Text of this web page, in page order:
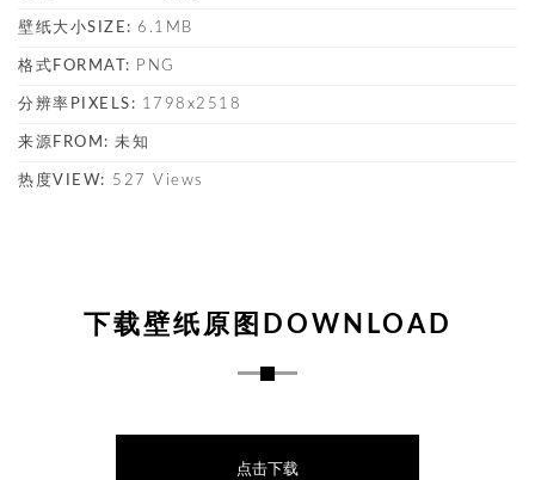
壁纸大小SIZE: 6.1MB
格式FORMAT: PNG
分辨率PIXELS: 1798x2518
来源FROM: 未知
热度VIEW: 527 Views
下载壁纸原图DOWNLOAD
点击下载